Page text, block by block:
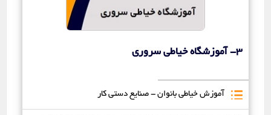
3- آموزشگاه خیاطی سروری
آموزش خیاطی بانوان - صنایع دستی کار